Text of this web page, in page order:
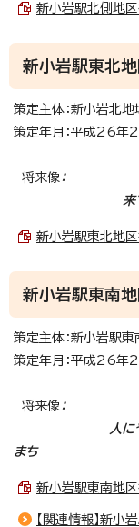
新小岩駅北側地
新小岩駅東北
策定主体：新小岩北
策定年月：平成26年2
将来像 ： 住
来て快適・
新小岩駅東北地
新小岩駅東南
策定主体：新小岩駅
策定年月：平成26年2
将来像 ： 子育て
人にやさしく
まち
新小岩駅東南地
【関連情報】新